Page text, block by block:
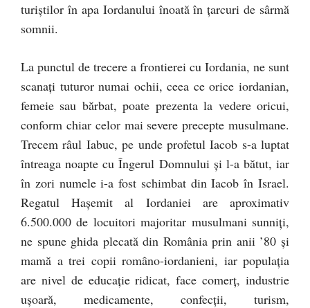
turiştilor în apa Iordanului înoată în ţarcuri de sârmă
somnii.
La punctul de trecere a frontierei cu Iordania, ne sunt
scanaţi tuturor numai ochii, ceea ce orice iordanian,
femeie sau bărbat, poate prezenta la vedere oricui,
conform chiar celor mai severe precepte musulmane.
Trecem râul Iabuc, pe unde profetul Iacob s-a luptat
întreaga noapte cu Îngerul Domnului şi l-a bătut, iar
în zori numele i-a fost schimbat din Iacob în Israel.
Regatul Haşemit al Iordaniei are aproximativ
6.500.000 de locuitori majoritar musulmani sunniţi,
ne spune ghida plecată din România prin anii ’80 şi
mamă a trei copii româno-iordanieni, iar populaţia
are nivel de educaţie ridicat, face comerţ, industrie
uşoară, medicamente, confecţii, turism,